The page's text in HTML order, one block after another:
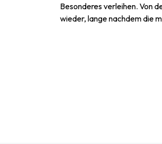
Besonderes verleihen. Von
wieder, lange nachdem die